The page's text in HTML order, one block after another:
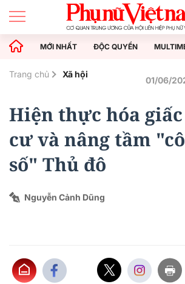
MỚI NHẤT ĐỘC QUYỀN
Trang chủ Xã hội
01/06/
Hiện thực hóa
cư và nâng tầm
số" Thủ đô
Nguyễn Cảnh Dũng